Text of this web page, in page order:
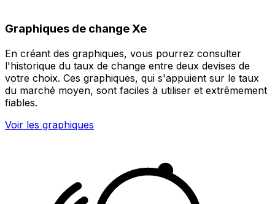
Graphiques de change Xe
En créant des graphiques, vous pourrez consulter
l'historique du taux de change entre deux devises de
votre choix. Ces graphiques, qui s'appuient sur le taux
du marché moyen, sont faciles à utiliser et extrêmement
fiables.
Voir les graphiques